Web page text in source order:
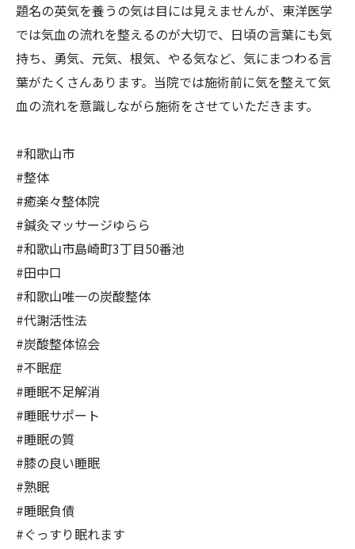
題名の英気を養うの気は目には見えませんが、東洋医学
では気血の流れを整えるのが大切で、日頃の言葉にも気
持ち、勇気、元気、根気、やる気など、気にまつわる言
葉がたくさんあります。当院では施術前に気を整えて気
血の流れを意識しながら施術をさせていただきます。
#和歌山市
#整体
#癒楽々整体院
#鍼灸マッサージゆらら
#和歌山市島崎町3丁目50番池
#田中口
#和歌山唯一の炭酸整体
#代謝活性法
#炭酸整体協会
#不眠症
#睡眠不足解消
#睡眠サポート
#睡眠の質
#膝の良い睡眠
#熟眠
#睡眠負債
#ぐっすり眠れます